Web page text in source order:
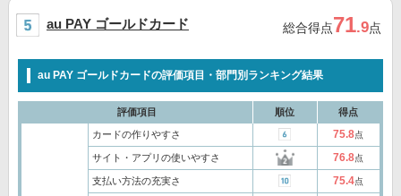
au PAY ゴールドカード 総合得点71.9点
au PAY ゴールドカードの評価項目・部門別ランキング結果
評価項目 順位 得点
カードの作りやすさ 75.8点
サイト・アプリの使いやすさ 76.8点
支払い方法の充実さ 75.4点